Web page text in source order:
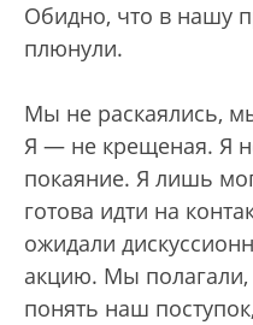
Обидно, что в нашу
плюнули.
Мы не раскаялись,
Я — не крещеная. Я
покаяние. Я лишь
готова идти на
ожидали
акцию. Мы
понять наш